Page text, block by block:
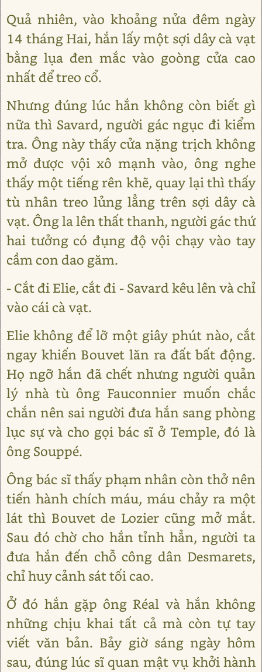
Quả nhiên, vào khoảng nửa đêm ngày
14 tháng Hai, hắn lấy một sợi dây cà vạt
bằng lụa đen mắc vào goòng cửa cao
nhất để treo cổ.
Nhưng đúng lúc hắn không còn biết gì
nữa thì Savard, người gác ngục đi kiểm
tra. Ông này thấy cửa nặng trịch không
mở được vội xô mạnh vào, ông nghe
thấy một tiếng rên khẽ, quay lại thì thấy
tù nhân treo lủng lẳng trên sợi dây cà
vạt. Ông la lên thất thanh, người gác thứ
hai tưởng có đụng độ vội chạy vào tay
cầm con dao găm.
- Cắt đi Elie, cắt đi - Savard kêu lên và chỉ
vào cái cà vạt.
Elie không để lỡ một giây phút nào, cắt
ngay khiến Bouvet lăn ra đất bất động.
Họ ngỡ hắn đã chết nhưng người quản
lý nhà tù ông Fauconnier muốn chắc
chắn nên sai người đưa hắn sang phòng
lục sự và cho gọi bác sĩ ở Temple, đó là
ông Souppé.
Ông bác sĩ thấy phạm nhân còn thở nên
tiến hành chích máu, máu chảy ra một
lát thì Bouvet de Lozier cũng mở mắt.
Sau đó chờ cho hắn tỉnh hẳn, người ta
đưa hắn đến chỗ công dân Desmarets,
chỉ huy cảnh sát tối cao.
Ở đó hắn gặp ông Réal và hắn không
những chịu khai tất cả mà còn tự tay
viết văn bản. Bảy giờ sáng ngày hôm
sau, đúng lúc sĩ quan mật vụ khởi hành